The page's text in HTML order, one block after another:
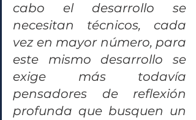
cabo el desarrollo se
necesitan técnicos, cada
vez en mayor número, para
este mismo desarrollo se
exige más todavía
pensadores de reflexión
profunda que busquen un